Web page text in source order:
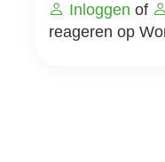
Inloggen of
reageren op